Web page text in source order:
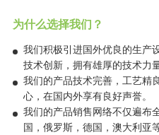
为什么选择我们？
我们积极引进国外优良的生产
技术创新，拥有雄厚的技术力
我们的产品技术完善，工艺精
心，在国内外享有良好声誉。
我们的产品销售网络不仅遍布
国，俄罗斯，德国，澳大利亚